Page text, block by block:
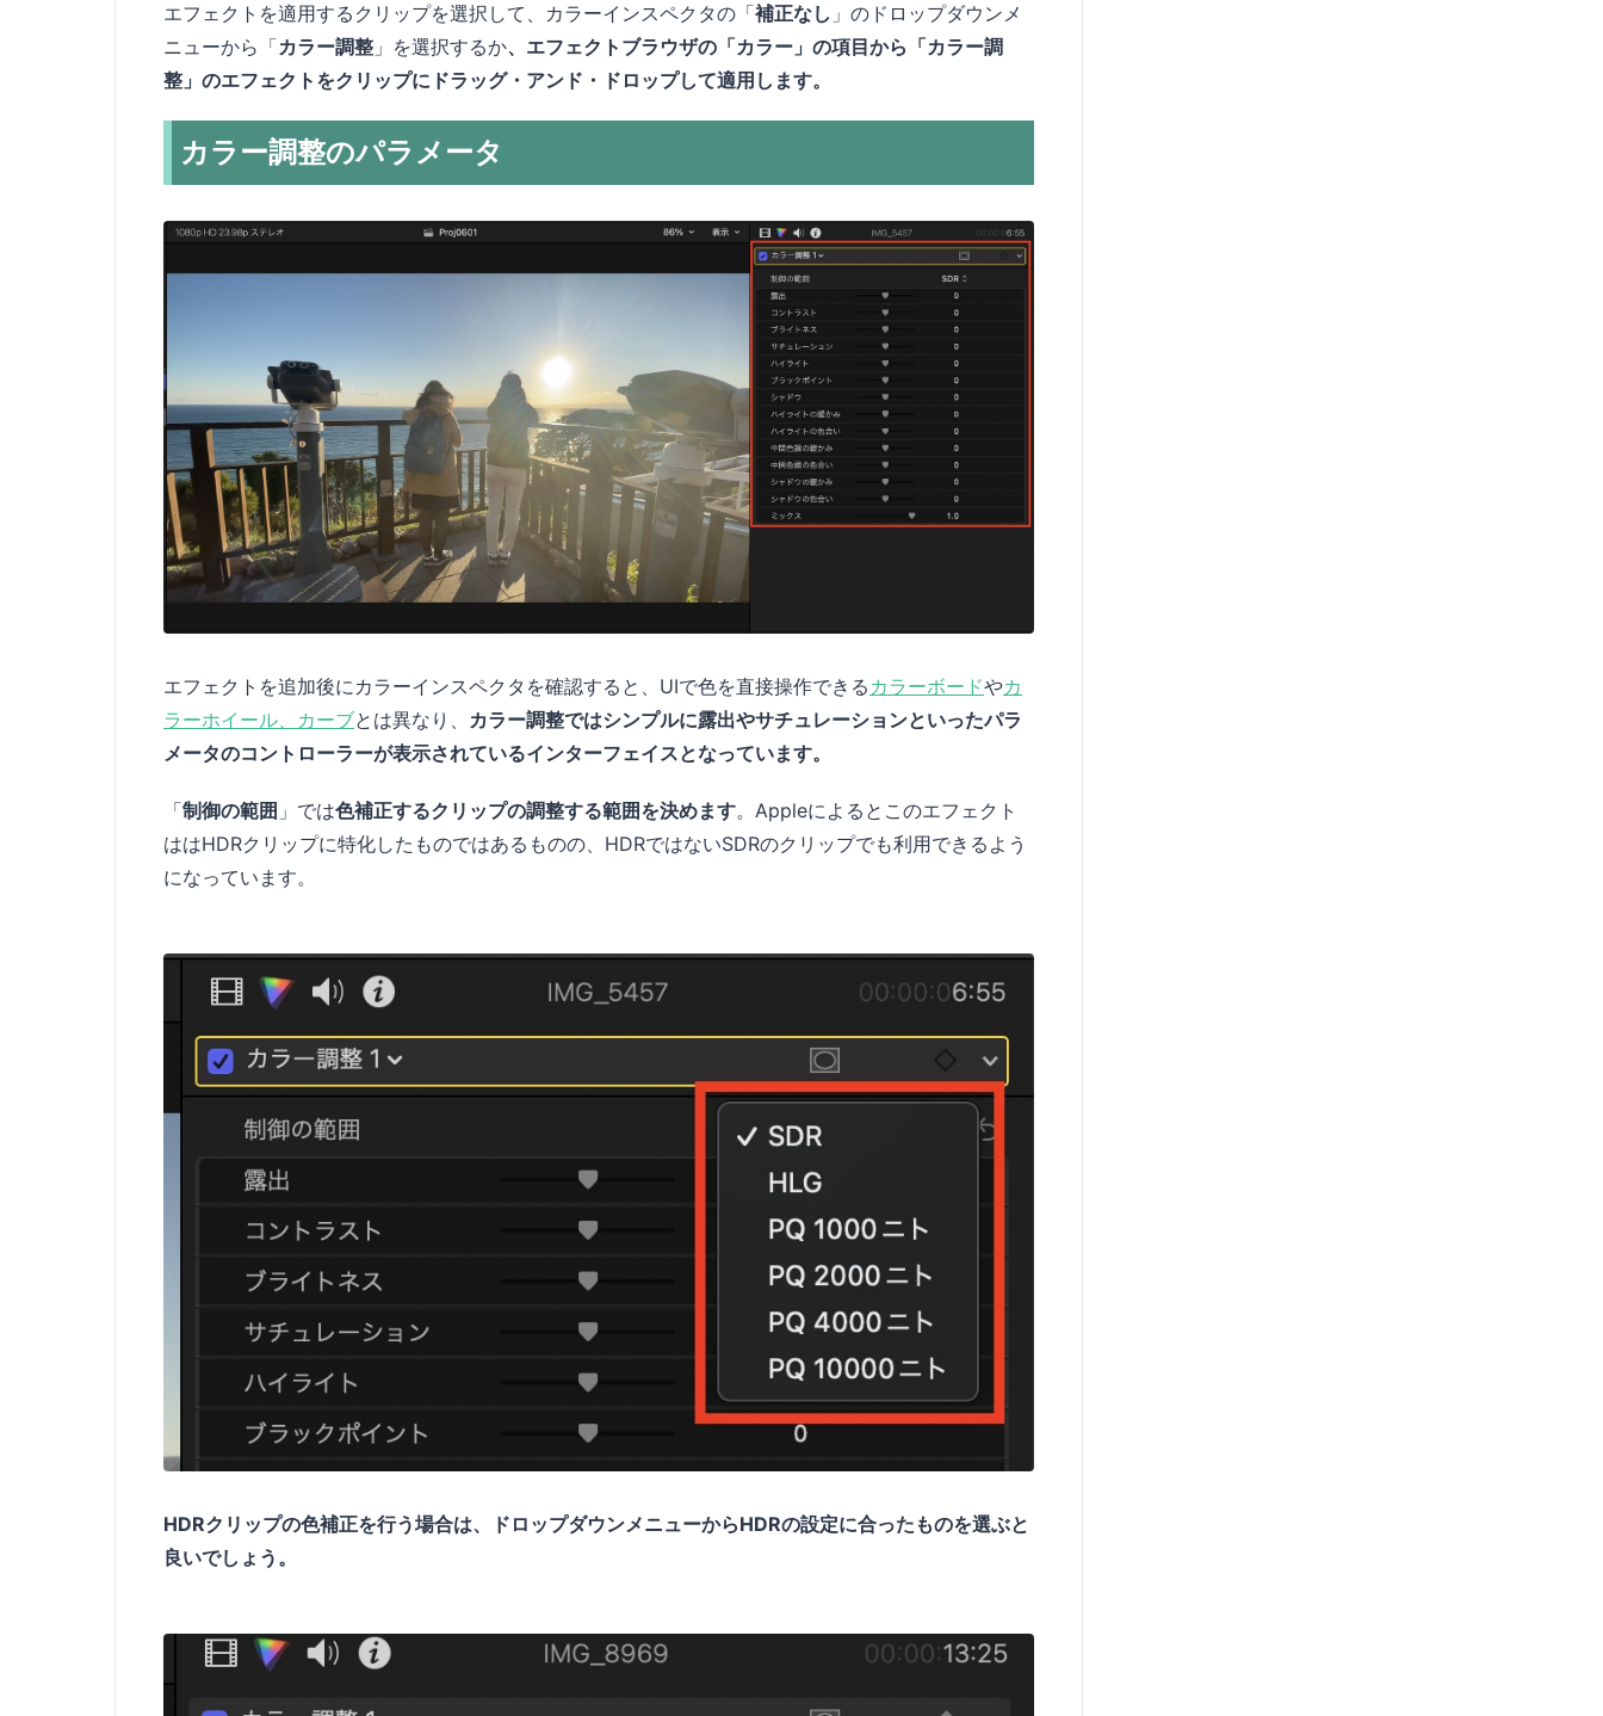
エフェクトを適用するクリップを選択して、カラーインスペクタの「補正なし 」のドロップダウンメ
ニューから「カラー調整 」を選択するか、エフェクトブラウザの「カラー」の項目から「カラー調
整」のエフェクトをクリップにドラッグ・アンド・ドロップして適用します。
カラー調整のパラメータ
エフェクトを追加後にカラーインスペクタを確認すると、UIで色を直接操作できる カラーボードやカ
ラーホイール、カーブとは異なり、 カラー調整ではシンプルに露出やサチュレーションといったパラ
メータのコントローラーが表示されているインターフェイスとなっています。
「制御の範囲 」では色補正するクリップの調整する範囲を決めます。Appleによるとこのエフェクト
ははHDRクリップに特化したものではあるものの、HDRではないSDRのクリップでも利用できるよう
になっています。
HDRクリップの色補正を行う場合は、ドロップダウンメニューからHDRの設定に合ったものを選ぶと
良いでしょう。